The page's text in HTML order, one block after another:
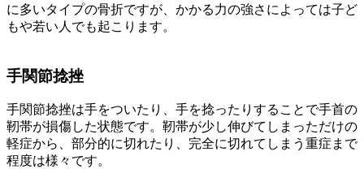
に多いタイプの骨折ですが、かかる力の強さによっては子ど
もや若い人でも起こります。
手関節捻挫
手関節捻挫は手をついたり、手を捻ったりすることで手首の
靭帯が損傷した状態です。靭帯が少し伸びてしまっただけの
軽症から、部分的に切れたり、完全に切れてしまう重症まで
程度は様々です。